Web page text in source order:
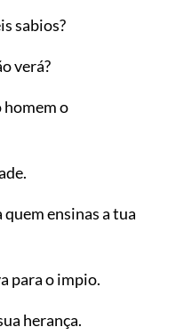
sabios?
verá?
homem o
ensinas a tua
para o impio.
herança.